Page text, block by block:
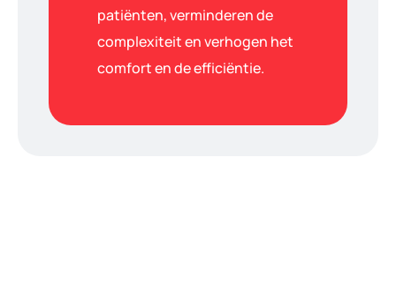
patiënten, verminderen de
complexiteit en verhogen het
comfort en de efficiëntie.